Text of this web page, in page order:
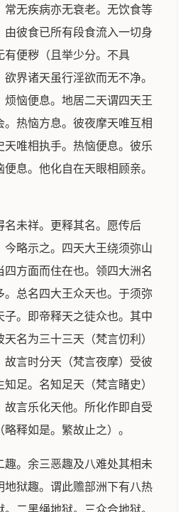
常无疾病亦无衰老。无饮食等
由彼食已所有段食流入一切身
有便秽（且举少分。不具
界诸天虽行淫欲而无不净。
烦恼便息。地居二天谓四天王
。热恼方息。彼夜摩天唯互相
天唯相执手。热恼便息。彼乐
息。他化自在天眼相顾亲。
名未祥。更释其名。愿传后
今略示之。四天大王绕须弥山
四方面而住在也。领四大洲名
。总名四大王众天也。于须弥
子。即帝释天之徒众也。其中
名为三十三天（梵言忉利）
故言时分天（梵言夜摩）受彼
足。名知足天（梵言睹史）
故言乐化天他。所化作即自受
释如是。繁故止之）。
趣。余三恶趣及八难处其相未
地狱趣。谓此赡部洲下有八热
二黑绳地狱。三众合地狱。